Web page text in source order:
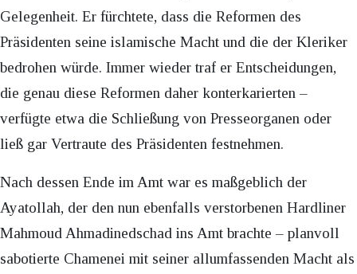
Gelegenheit. Er fürchtete, dass die Reformen des
Präsidenten seine islamische Macht und die der Kleriker
bedrohen würde. Immer wieder traf er Entscheidungen,
die genau diese Reformen daher konterkarierten –
verfügte etwa die Schließung von Presseorganen oder
ließ gar Vertraute des Präsidenten festnehmen.
Nach dessen Ende im Amt war es maßgeblich der
Ayatollah, der den nun ebenfalls verstorbenen Hardliner
Mahmoud Ahmadinedschad ins Amt brachte – planvoll
sabotierte Chamenei mit seiner allumfassenden Macht als